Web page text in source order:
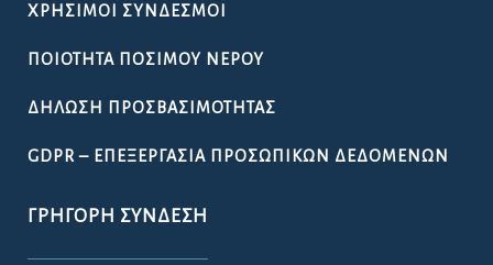
ΧΡΉΣΙΜΟΙ ΣΎΝΔΕΣΜΟΙ
ΠΟΙΌΤΗΤΑ ΠΌΣΙΜΟΥ ΝΕΡΟΎ
ΔΉΛΩΣΗ ΠΡΟΣΒΑΣΙΜΌΤΗΤΑΣ
GDPR – ΕΠΕΞΕΡΓΑΣΙΑ ΠΡΟΣΩΠΙΚΩΝ ΔΕΔΟΜΕΝΩΝ
ΓΡΉΓΟΡΗ ΣΎΝΔΕΣΗ